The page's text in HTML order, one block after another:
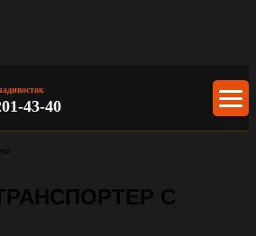
43-40
С